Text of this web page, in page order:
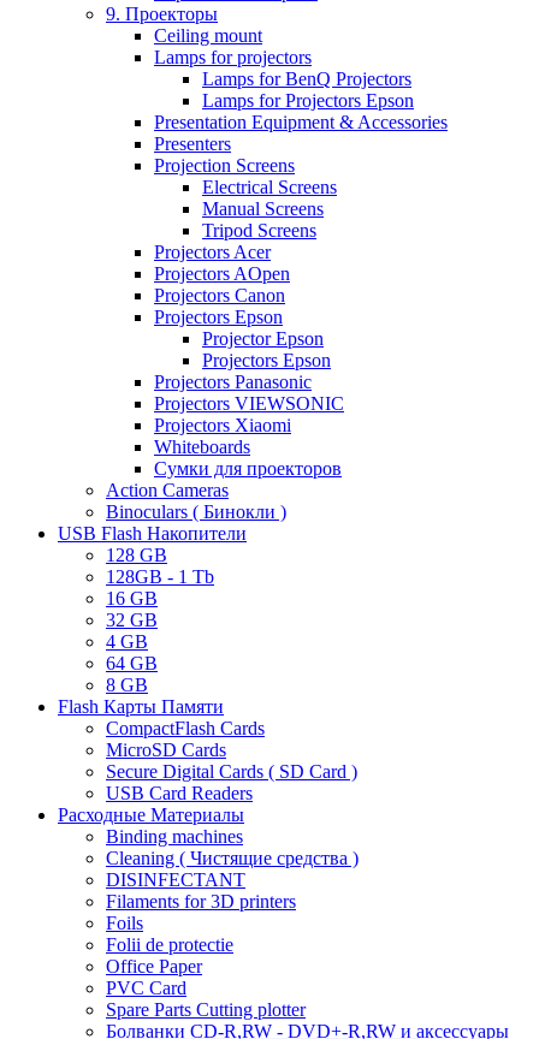
9. Проекторы
Ceiling mount
Lamps for projectors
Lamps for BenQ Projectors
Lamps for Projectors Epson
Presentation Equipment & Accessories
Presenters
Projection Screens
Electrical Screens
Manual Screens
Tripod Screens
Projectors Acer
Projectors AOpen
Projectors Canon
Projectors Epson
Projector Epson
Projectors Epson
Projectors Panasonic
Projectors VIEWSONIC
Projectors Xiaomi
Whiteboards
Сумки для проекторов
Action Cameras
Binoculars ( Бинокли )
USB Flash Накопители
128 GB
128GB - 1 Tb
16 GB
32 GB
4 GB
64 GB
8 GB
Flash Карты Памяти
CompactFlash Cards
MicroSD Cards
Secure Digital Cards ( SD Card )
USB Card Readers
Расходные Материалы
Binding machines
Cleaning ( Чистящие средства )
DISINFECTANT
Filaments for 3D printers
Foils
Folii de protectie
Office Paper
PVC Card
Spare Parts Cutting plotter
Болванки CD-R,RW - DVD+-R,RW и аксессуары